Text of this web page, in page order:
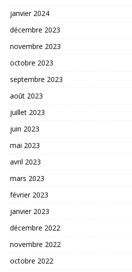
janvier 2024
décembre 2023
novembre 2023
octobre 2023
septembre 2023
août 2023
juillet 2023
juin 2023
mai 2023
avril 2023
mars 2023
février 2023
janvier 2023
décembre 2022
novembre 2022
octobre 2022